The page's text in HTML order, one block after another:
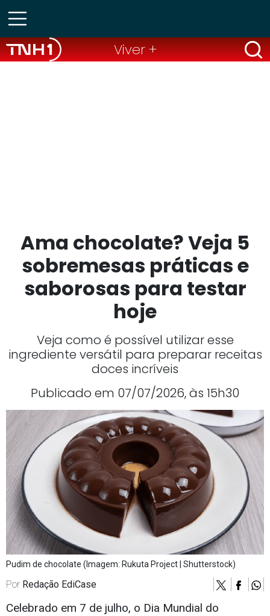
Viver +
Ama chocolate? Veja 5
sobremesas práticas e
saborosas para testar
hoje
Veja como é possível utilizar esse
ingrediente versátil para preparar receitas
doces incríveis
Publicado em 07/07/2026, às 15h30
Pudim de chocolate (Imagem: Rukuta Project | Shutterstock)
Por Redação EdiCase
Celebrado em 7 de julho, o Dia Mundial do